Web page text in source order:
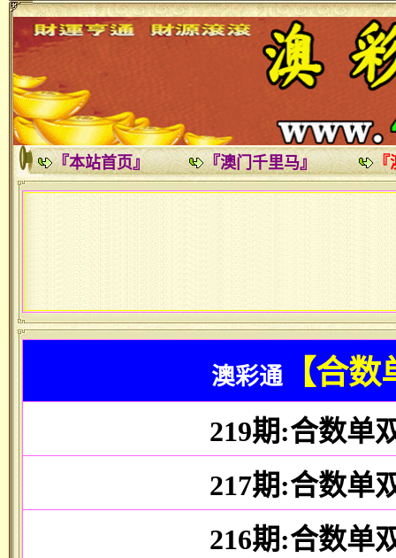
『本站首页』 『澳门千里马』 『
澳彩通【合数
219期:合数单
217期:合数单
216期:合数单